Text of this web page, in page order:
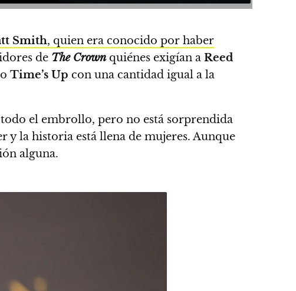
Smith, quien era conocido por haber
de The Crownquiénes exigían a Reed
Time’s Up con una cantidad igual a la
el embrollo, pero no está sorprendida
y la historia está llena de mujeres. Aunque
alguna.